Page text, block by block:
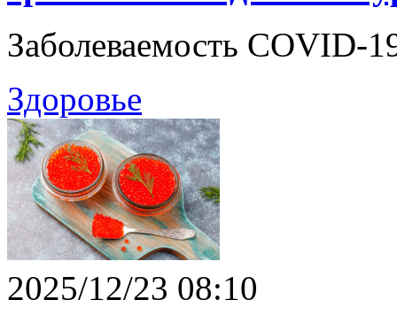
Заболеваемость COVID-
Здоровье
2025/12/23 08:10